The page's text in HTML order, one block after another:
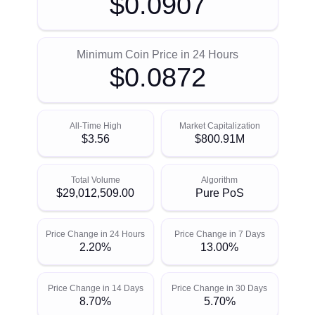
Minimum Coin Price in 24 Hours
$0.0872
All-Time High
$3.56
Market Capitalization
$800.91M
Total Volume
$29,012,509.00
Algorithm
Pure PoS
Price Change in 24 Hours
2.20%
Price Change in 7 Days
13.00%
Price Change in 14 Days
8.70%
Price Change in 30 Days
5.70%